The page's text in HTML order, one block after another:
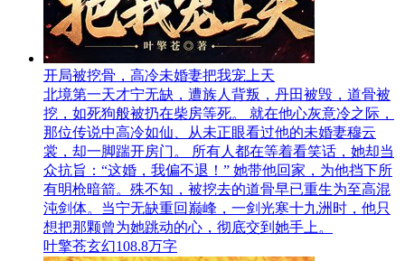
开局被挖骨，高冷未婚妻把我宠上天
北境第一天才宁无缺，遭族人背叛，丹田被毁，道骨被
挖，如死狗般被扔在柴房等死。 就在他心灰意冷之际，
那位传说中高冷如仙、从未正眼看过他的未婚妻穆云
裳，却一脚踹开房门。 所有人都在等着看笑话，她却当
众抗旨：“这婚，我偏不退！” 她带他回家，为他挡下所
有明枪暗箭。殊不知，被挖去的道骨早已重生为至高混
沌剑体。当宁无缺重回巅峰，一剑光寒十九洲时，他只
想把那颗曾为她跳动的心，彻底交到她手上。
叶擎苍玄幻108.8万字